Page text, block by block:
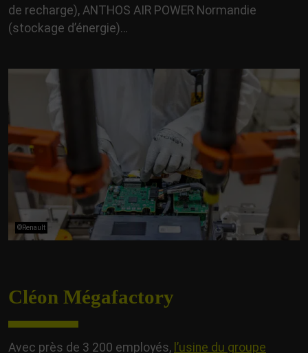
de recharge), ANTHOS AIR POWER Normandie
(stockage d’énergie)…
©Renault
Cléon Mégafactory
Avec près de 3 200 employés, l’usine du groupe